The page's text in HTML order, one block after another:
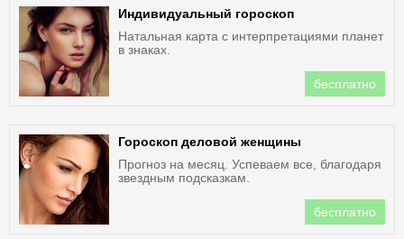
Индивидуальный гороскоп
Натальная карта с интерпретациями планет
в знаках.
бесплатно
Гороскоп деловой женщины
Прогноз на месяц. Успеваем все, благодаря
звездным подсказкам.
бесплатно